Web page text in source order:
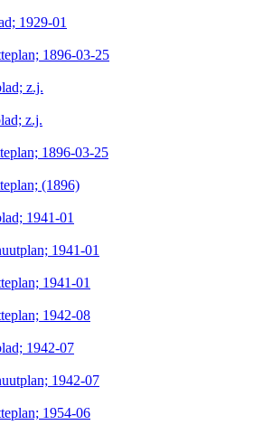
1929-01
1896-03-25
z.j.
z.j.
1896-03-25
(1896)
1941-01
1941-01
1941-01
1942-08
1942-07
1942-07
1954-06